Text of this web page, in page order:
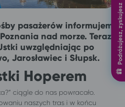
Podróżujesz, zyskujesz
pasażerów informujemy
nad morze. Teraz
uwzględniając po
Jarosławiec i Słupsk.
Hoperem
ciągle do nas powracało.
naszych tras i w końcu